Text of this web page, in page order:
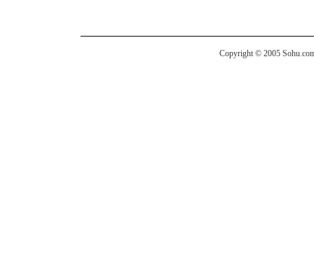
Copyright © 2005